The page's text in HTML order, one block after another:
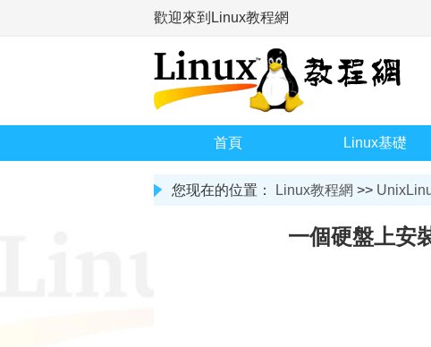
歡迎來到Linux教程網
首頁 Linux基礎
您现在的位置： Linux教程網 >>
一個硬盤上安